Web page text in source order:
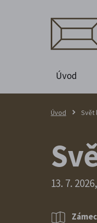
Úvod
Úvod Svět
13. 7.